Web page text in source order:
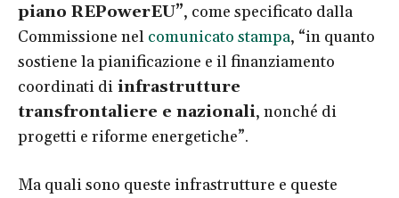
piano REPowerEU”, come specificato dalla
Commissione nel comunicato stampa, “in quanto
sostiene la pianificazione e il finanziamento
coordinati di infrastrutture
transfrontaliere e nazionali, nonché di
progetti e riforme energetiche”.
Ma quali sono queste infrastrutture e queste